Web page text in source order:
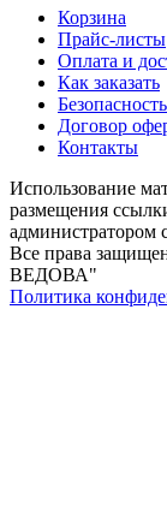
Корзина
Прайс-листы
Оплата и
Как заказать
Договор
Контакты
Использование
размещения
администратором
Все права
ВЕДОВА"
Политика